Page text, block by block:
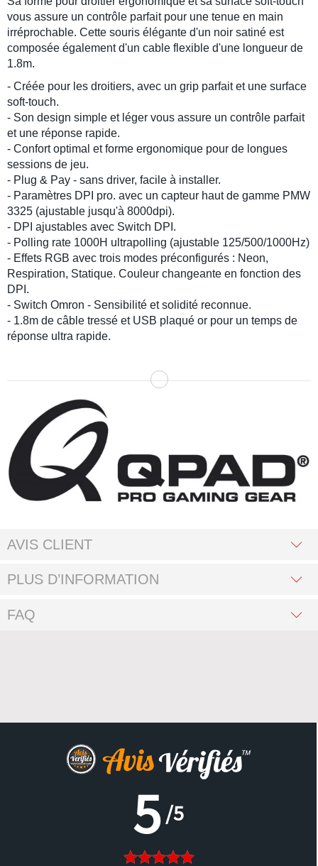
vous assure un contrôle parfait pour une tenue en main
irréprochable. Cette souris élégante d'un noir satiné est
composée également d'un cable flexible d'une longueur de
1.8m.
- Créée pour les droitiers, avec un grip parfait et une surface
soft-touch.
- Son design simple et léger vous assure un contrôle parfait
et une réponse rapide.
- Confort optimal et forme ergonomique pour de longues
sessions de jeu.
- Plug & Pay - sans driver, facile à installer.
- Paramètres DPI pro. avec un capteur haut de gamme PMW
3325 (ajustable jusqu'à 8000dpi).
- DPI ajustables avec Switch DPI.
- Polling rate 1000H ultrapolling (ajustable 125/500/1000Hz)
- Effets RGB avec trois modes préconfigurés : Neon,
Respiration, Statique. Couleur changeante en fonction des
DPI.
- Switch Omron - Sensibilité et solidité reconnue.
- 1.8m de câble tressé et USB plaqué or pour un temps de
réponse ultra rapide.
AVIS CLIENT
PLUS D’INFORMATION
FAQ
5/5